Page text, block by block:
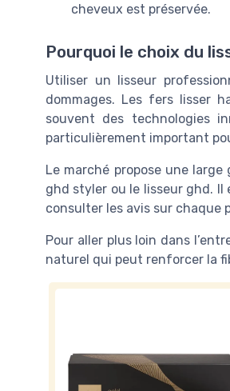
cheveux est préservée.
Pourquoi le choix du
Utiliser un lisseur
dommages. Les fers lisser
souvent des technologies
particulièrement important
Le marché propose une
ghd styler ou le lisseur ghd.
consulter les avis sur chaque
Pour aller plus loin dans
naturel qui peut renforcer la